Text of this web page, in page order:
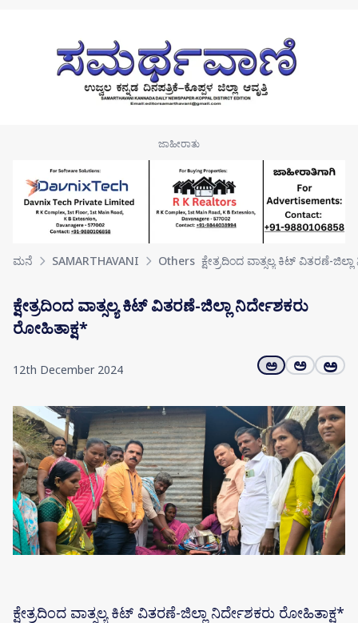
ಮನೆ SAMARTHAVANI Others ಕ್ಷೇತ್ರದಿಂದ ವಾತ್ಸಲ್ಯ ಕಿಟ್ ವಿತರಣೆ-
ಕ್ಷೇತ್ರದಿಂದ ವಾತ್ಸಲ್ಯ ಕಿಟ್ ವಿತರಣೆ-ಜಿಲ್ಲಾ ನಿರ್ದೇಶಕರು
ರೋಹಿತಾಕ್ಷ*
12th December 2024 ಅ ಅ ಅ
ಕ್ಷೇತ್ರದಿಂದ ವಾತ್ಸಲ್ಯ ಕಿಟ್ ವಿತರಣೆ-ಜಿಲ್ಲಾ ನಿರ್ದೇಶಕರು ರೋಹಿತಾಕ್ಷ*